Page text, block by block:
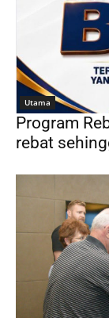
Utama
Program
rebat